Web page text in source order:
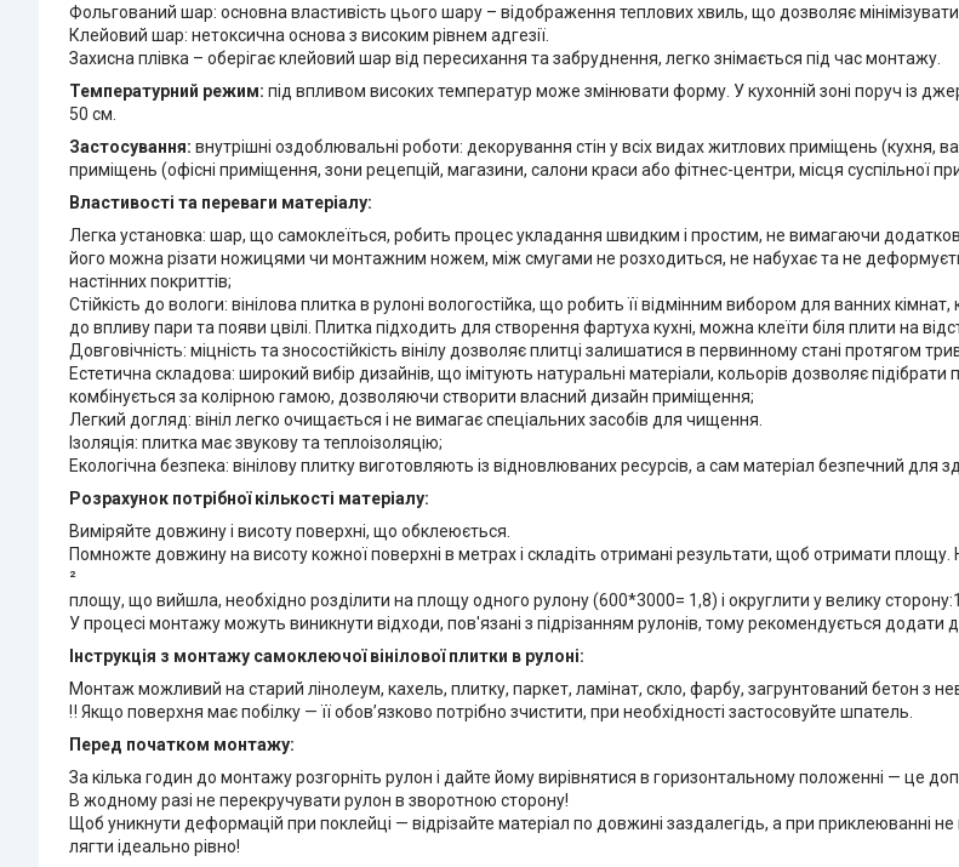
Фольгований шар: основна властивість цього шару – відображення теплових хвиль, що дозволяє
Клейовий шар: нетоксична основа з високим рівнем адгезії.
Захисна плівка – оберігає клейовий шар від пересихання та забруднення, легко знімається під час монтажу.
Температурний режим: під впливом високих температур може змінювати форму. У кухонній зоні поруч із
50 см.
Застосування: внутрішні оздоблювальні роботи: декорування стін у всіх видах житлових приміщень (кухня,
приміщень (офісні приміщення, зони рецепцій, магазини, салони краси або фітнес-центри, місця суспільної
Властивості та переваги матеріалу:
Легка установка: шар, що самоклеїться, робить процес укладання швидким і простим, не вимагаючи
його можна різати ножицями чи монтажним ножем, між смугами не розходиться, не набухає та не
настінних покриттів;
Стійкість до вологи: вінілова плитка в рулоні вологостійка, що робить її відмінним вибором для ванних
до впливу пари та появи цвілі. Плитка підходить для створення фартуха кухні, можна клеїти біля плити на
Довговічність: міцність та зносостійкість вінілу дозволяє плитці залишатися в первинному стані протягом
Естетична складова: широкий вибір дизайнів, що імітують натуральні матеріали, кольорів дозволяє
комбінується за колірною гамою, дозволяючи створити власний дизайн приміщення;
Легкий догляд: вініл легко очищається і не вимагає спеціальних засобів для чищення.
Ізоляція: плитка має звукову та теплоізоляцію;
Екологічна безпека: вінілову плитку виготовляють із відновлюваних ресурсів, а сам матеріал безпечний
Розрахунок потрібної кількості матеріалу:
Виміряйте довжину і висоту поверхні, що обклеюється.
Помножте довжину на висоту кожної поверхні в метрах і складіть отримані результати, щоб отримати
²
площу, що вийшла, необхідно розділити на площу одного рулону (600*3000= 1,8) і округлити у велику
У процесі монтажу можуть виникнути відходи, пов'язані з підрізанням рулонів, тому рекомендується
Інструкція з монтажу самоклеючої вінілової плитки в рулоні:
Монтаж можливий на старий лінолеум, кахель, плитку, паркет, ламінат, скло, фарбу, загрунтований бетон з
‼️ Якщо поверхня має побілку — її обов’язково потрібно зчистити, при необхідності застосовуйте шпатель.
Перед початком монтажу:
За кілька годин до монтажу розгорніть рулон і дайте йому вирівнятися в горизонтальному положенні — це
В жодному разі не перекручувати рулон в зворотною сторону!
Щоб уникнути деформацій при поклейці — відрізайте матеріал по довжині заздалегідь, а при приклеюванні
лягти ідеально рівно!